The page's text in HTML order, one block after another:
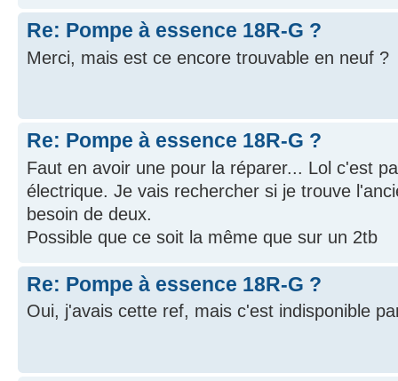
Re: Pompe à essence 18R-G ?
Merci, mais est ce encore trouvable en neuf ?
Re: Pompe à essence 18R-G ?
Faut en avoir une pour la réparer... Lol c'est
électrique. Je vais rechercher si je trouve
besoin de deux.
Possible que ce soit la même que sur un 2tb
Re: Pompe à essence 18R-G ?
Oui, j'avais cette ref, mais c'est indisponible